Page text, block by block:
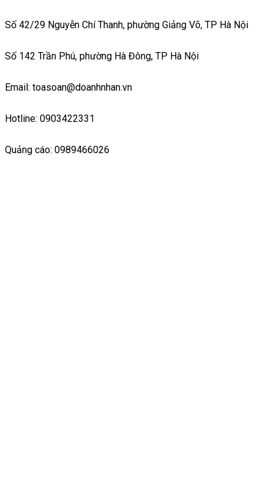
Số 42/29 Nguyễn Chí Thanh, phường Giảng Võ, TP Hà Nội
Số 142 Trần Phú, phường Hà Đông, TP Hà Nội
Email: toasoan@doanhnhan.vn
Hotline: 0903422331
Quảng cáo: 0989466026